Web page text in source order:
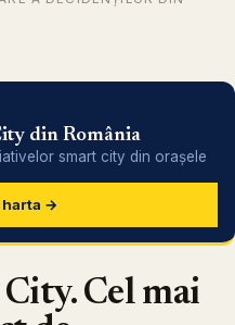
din România
smart city din orașele
→
Cel mai